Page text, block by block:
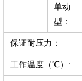
单动
型：
保证耐压力：
工作温度（℃）: